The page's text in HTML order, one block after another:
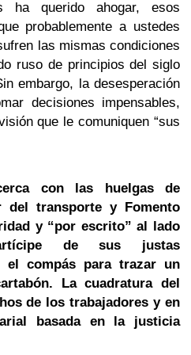
ha querido ahogar, esos
probablemente a ustedes
las mismas condiciones
ruso de principios del siglo
embargo, la desesperación
decisiones impensables,
que le comuniquen “sus
con las huelgas de
del transporte y Fomento
y “por escrito” al lado
de sus justas
el compás para trazar un
La cuadratura del
de los trabajadores y en
basada en la justicia